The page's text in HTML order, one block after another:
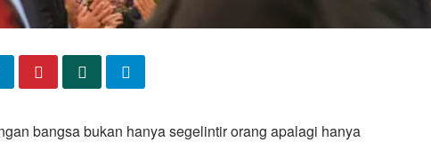
bangsa bukan hanya segelintir orang apalagi hanya